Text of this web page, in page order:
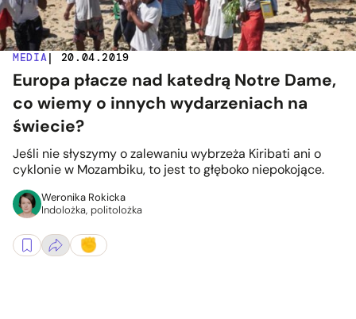
MEDIA| 20.04.2019
Europa płacze nad katedrą Notre Dame,
co wiemy o innych wydarzeniach na
świecie?
Jeśli nie słyszymy o zalewaniu wybrzeża Kiribati ani o
cyklonie w Mozambiku, to jest to głęboko niepokojące.
Weronika Rokicka
Indolożka, politolożka